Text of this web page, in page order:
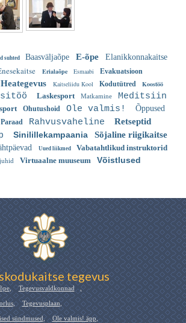
suhted Baasväljaõpe E-õpe Elanikkonnakaitse
Erialaõpe Esmaabi Evakuatsioon
Heategevus Kaitseliidu Kool Kodutütred
Koostöö
Laskesport Matkamine Meditsiin
Ohutushoid Ole valmis! Õppused
Paraad Rahvusvaheline Retseptid
Sinilillekampaania Sõjaline riigikaitse
Uued liikmed Vabatahtlikud instruktorid
Virtuaalne muuseum Võistlused
tegevus
, Tegevusvaldkonnad ,
, Tegevusplaan,
sündmused, Ole valmis! äpp,